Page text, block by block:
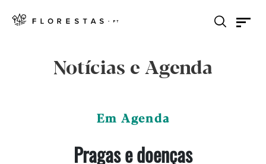
Notícias e Agenda
Em Agenda
Pragas e doenças